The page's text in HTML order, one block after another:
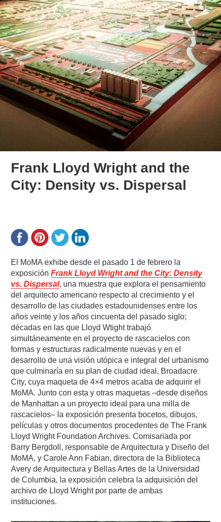
Frank Lloyd Wright and the
City: Density vs. Dispersal
El MoMA exhibe desde el pasado 1 de febrero la
exposiciónFrank Lloyd Wright and the City: Density
vs. Dispersal, una muestra que explora el pensamiento
del arquitecto americano respecto al crecimiento y el
desarrollo de las ciudades estadounidenses entre los
años veinte y los años cincuenta del pasado siglo;
décadas en las que Lloyd Wtight trabajó
simultáneamente en el proyecto de rascacielos con
formas y estructuras radicalmente nuevas y en el
desarrollo de una visión utópica e integral del urbanismo
que culminaría en su plan de ciudad ideal, Broadacre
City, cuya maqueta de 4×4 metros acaba de adquirir el
MoMA. Junto con esta y otras maquetas –desde diseños
de Manhattan a un proyecto ideal para una milla de
rascacielos– la exposición presenta bocetos, dibujos,
películas y otros documentos procedentes de The Frank
Lloyd Wright Foundation Archives. Comisariada por
Barry Bergdoll, responsable de Arquitectura y Diseño del
MoMA, y Carole Ann Fabian, directora de la Biblioteca
Avery de Arquitectura y Bellas Artes de la Universidad
de Columbia, la exposición celebra la adquisición del
archivo de Lloyd Wright por parte de ambas
instituciones.